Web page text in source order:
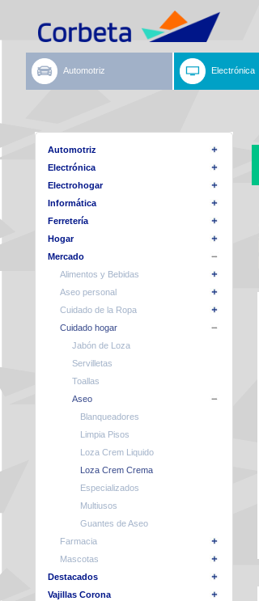
Automotriz Electrónica
Automotriz
Electrónica
Electrohogar
Informática
Ferretería
Hogar
Mercado
Alimentos y Bebidas
Aseo personal
Cuidado de la Ropa
Cuidado hogar
Jabón de Loza
Servilletas
Toallas
Aseo
Blanqueadores
Limpia Pisos
Loza Crem Liquido
Loza Crem Crema
Especializados
Multiusos
Guantes de Aseo
Farmacia
Mascotas
Destacados
Vajillas Corona